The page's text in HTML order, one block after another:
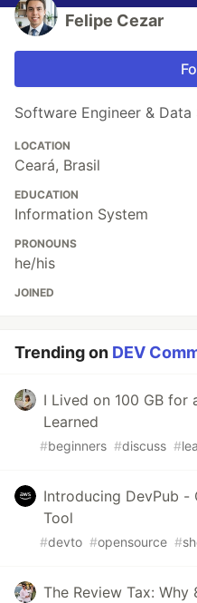
Felipe Cezar
Software Engineer & Data
LOCATION
Ceará, Brasil
EDUCATION
Information System
PRONOUNS
he/his
JOINED
Trending on DEV
I Lived on 100 GB
Learned
#beginners #discuss #
Introducing DevPub -
Tool
#devto #opensource #
The Review Tax: